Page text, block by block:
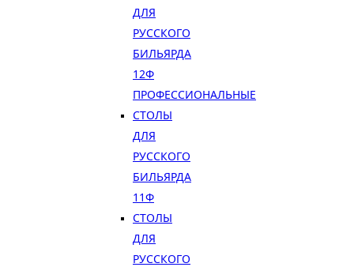
ДЛЯ
РУССКОГО
БИЛЬЯРДА
12Ф
ПРОФЕССИОНАЛЬНЫЕ
СТОЛЫ
ДЛЯ
РУССКОГО
БИЛЬЯРДА
11Ф
СТОЛЫ
ДЛЯ
РУССКОГО